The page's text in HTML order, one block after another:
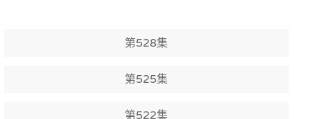
第528集
第525集
第522集